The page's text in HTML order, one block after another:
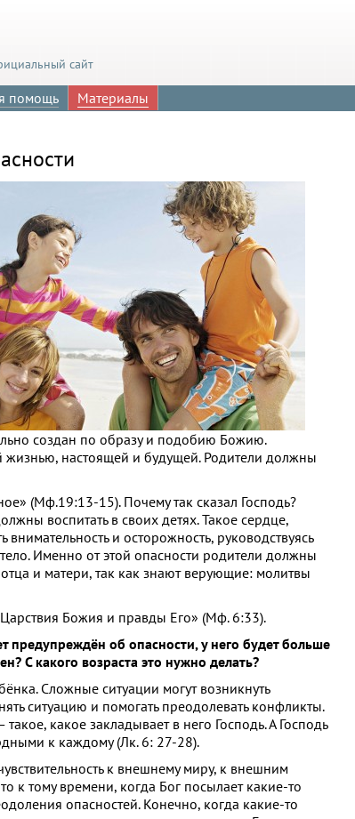
сайт
помощь Материалы
создан по образу и подобию Божию.
жизнью, настоящей и будущей. Родители должны
(Мф.19:13-15). Почему так сказал Господь?
воспитать в своих детях. Такое сердце,
и осторожность, руководствуясь
Именно от этой опасности родители должны
и матери, так как знают верующие: молитвы
Божия и правды Его» (Мф. 6:33).
об опасности, у него будет больше
С какого возраста это нужно делать?
Сложные ситуации могут возникнуть
ситуацию и помогать преодолевать конфликты.
какое закладывает в него Господь. А Господь
к каждому (Лк. 6: 27-28).
к внешнему миру, к внешним
к тому времени, когда Бог посылает какие-то
опасностей. Конечно, когда какие-то